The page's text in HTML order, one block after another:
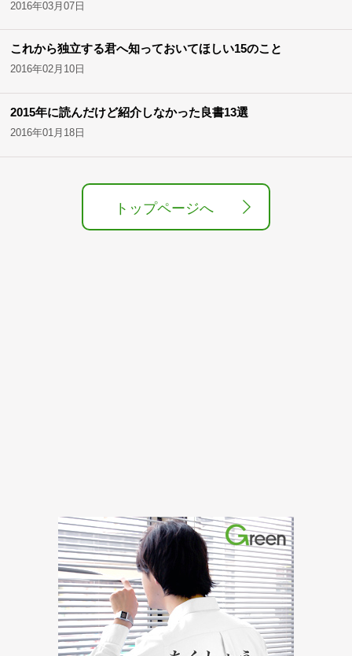
2016年03月07日
これから独立する君へ知っておいてほしい15のこと
2016年02月10日
2015年に読んだけど紹介しなかった良書13選
2016年01月18日
トップページへ